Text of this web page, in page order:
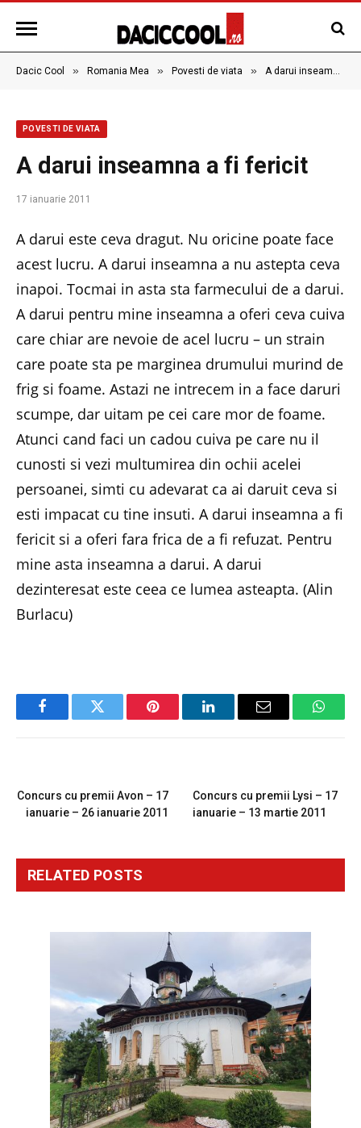
Dacic Cool » Romania Mea » Povesti de viata » A darui inseamna a fi fericit
POVESTI DE VIATA
A darui inseamna a fi fericit
17 ianuarie 2011
A darui este ceva dragut. Nu oricine poate face
acest lucru. A darui inseamna a nu astepta ceva
inapoi. Tocmai in asta sta farmecului de a darui.
A darui pentru mine inseamna a oferi ceva cuiva
care chiar are nevoie de acel lucru – un strain
care poate sta pe marginea drumului murind de
frig si foame. Astazi ne intrecem in a face daruri
scumpe, dar uitam pe cei care mor de foame.
Atunci cand faci un cadou cuiva pe care nu il
cunosti si vezi multumirea din ochii acelei
persoanei, simti cu adevarat ca ai daruit ceva si
esti impacat cu tine insuti. A darui inseamna a fi
fericit si a oferi fara frica de a fi refuzat. Pentru
mine asta inseamna a darui. A darui
dezinteresat este ceea ce lumea asteapta. (Alin
Burlacu)
FacebookTwitter Pinterest LinkedInEmail
Concurs cu premii Avon – 17
ianuarie – 26 ianuarie 2011
Concurs cu premii Lysi – 17
ianuarie – 13 martie 2011
RELATED POSTS